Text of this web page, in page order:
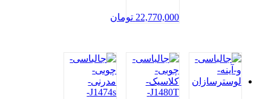
22,770,000 تومان